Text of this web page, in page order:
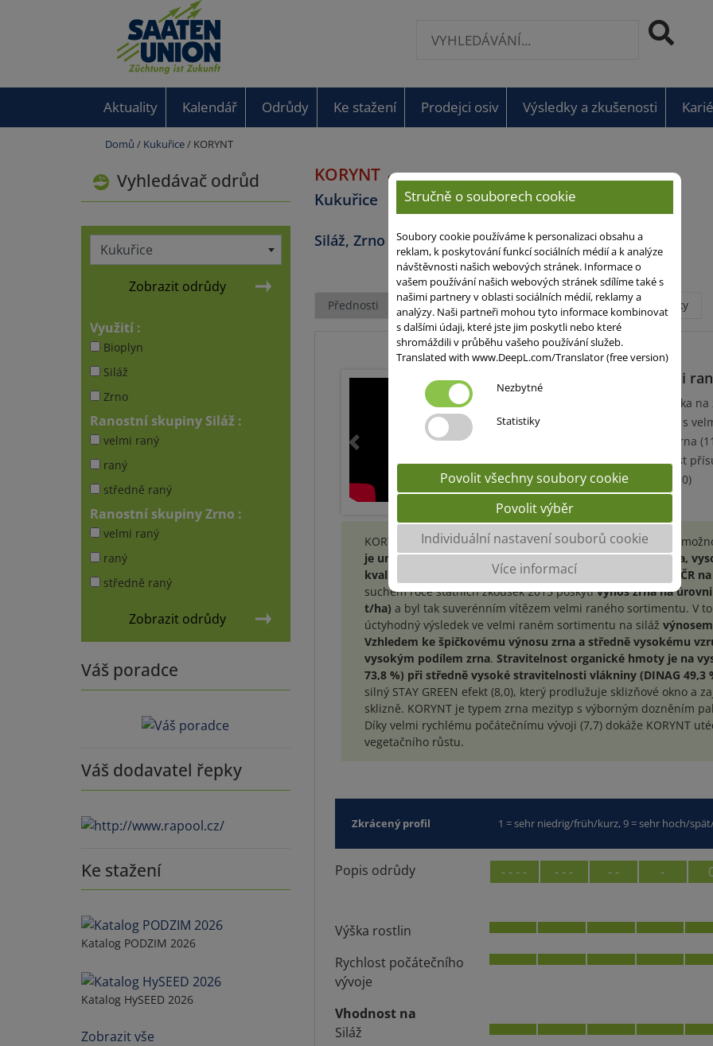
Aktuality Kalendář Odrůdy Ke stažení Prodejci osiv Výsledky a zkušenosti
Domů / Kukuřice/ KORYNT
Vyhledávač odrůd
Kukuřice
Zobrazit odrůdy
Využití :
Bioplyn
Siláž
Zrno
Ranostní skupiny Siláž :
velmi raný
raný
středně raný
Ranostní skupiny Zrno :
velmi raný
raný
středně raný
Zobrazit odrůdy
Váš poradce
Váš dodavatel řepky
Ke stažení
Katalog PODZIM 2026
Katalog HySEED 2026
Zobrazit vše
KORYNT S 230 Z 240
Kukuřice
Siláž, Zrno
Přednosti
Popis
odrůdy
Pěstování Výsledky Články
Suchovzdorný, velmi
špička na siláž, špička
vysoký výnos hmoty s
mimořádný výnos zrna
mimořádná odolnost
TOP STAY GREEN (9,0)
KORYNT je zářnou ukázkou šlechtitelského úsilí o posunutí
je unikátním hybridem kombinujícím špičkový výnos zrna,
kvalitu siláže a suchovzdornost. KORYNT je registrován v ČR
suchém roce státních zkoušek 2015 poskytlvýnos zrna na
t/ha) a byl tak suverénním vítězem velmi raného sortimentu. V
úctyhodný výsledek ve velmi raném sortimentu na siláž
Vzhledem ke špičkovému výnosu zrna a středně vysokému
vysokým podílem zrna. Stravitelnost organické hmoty je na
73,8 %) při středně vysoké stravitelnosti vlákniny (DINAG 49,3
silný STAY GREEN efekt (8,0), který prodlužuje sklizňové okno a
sklizně. KORYNT je typem zrna mezityp s výborným dozněním
Díky velmi rychlému počátečnímu vývoji (7,7) dokáže KORYNT
vegetačního růstu.
Zkrácený profil 1 = sehr niedrig/früh/kurz, 9 = sehr hoch/
Popis odrůdy - - - - - - - - - -
Výška rostlin
Rychlost počátečního
vývoje
Vhodnost na
Siláž
Stručně o souborech cookie
Soubory cookie používáme k personalizaci obsahu a
reklam, k poskytování funkcí sociálních médií a k analýze
návštěvnosti našich webových stránek. Informace o
vašem používání našich webových stránek sdílíme také s
našimi partnery v oblasti sociálních médií, reklamy a
analýzy. Naši partneři mohou tyto informace kombinovat
s dalšími údaji, které jste jim poskytli nebo které
shromáždili v průběhu vašeho používání služeb.
Translated with www.DeepL.com/Translator (free version)
Nezbytné
Statistiky
Povolit všechny soubory cookie
Povolit výběr
Individuální nastavení souborů cookie
Více informací